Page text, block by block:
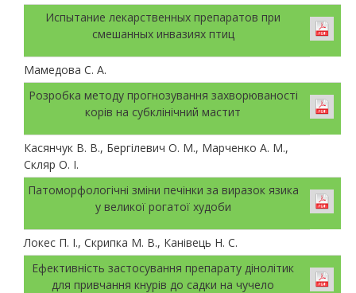
Испытание лекарственных препаратов при
смешанных инвазиях птиц
Мамедова С. А.
Розробка методу прогнозування захворюваності
корів на субклінічний мастит
Касянчук В. В., Бергілевич О. М., Марченко А. М.,
Скляр О. І.
Патоморфологічні зміни печінки за виразок язика
у великої рогатої худоби
Локес П. І., Скрипка М. В., Канівець Н. С.
Ефективність застосування препарату дінолітик
для привчання кнурів до садки на чучело